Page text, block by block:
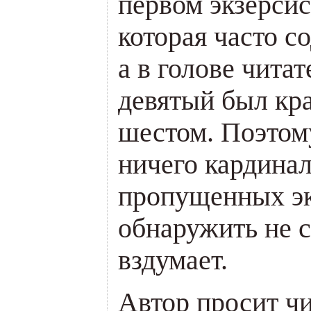
которая часто
а в голове
девятый был
шестом.
ничего
пропущенных
обнаружить не
вздумает.
Автор просит